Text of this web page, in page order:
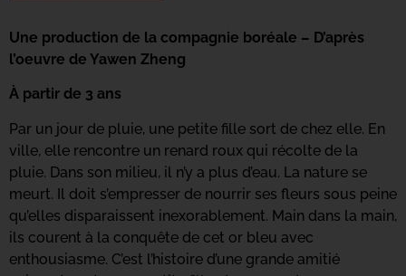
Une production de la compagnie boréale – D’après
l’oeuvre de Yawen Zheng
À partir de 3 ans
Par un jour de pluie, une petite fille sort de chez elle. En
ville, elle rencontre un renard roux qui récolte de la
pluie. Dans son milieu, il n’y a plus d’eau. La nature se
meurt. Il doit s’empresser de nourrir ses fleurs sous peine
qu’elles disparaissent inexorablement. Main dans la main,
ils courent à la conquête de cet or bleu avec
enthousiasme. C’est l’histoire d’une grande amitié